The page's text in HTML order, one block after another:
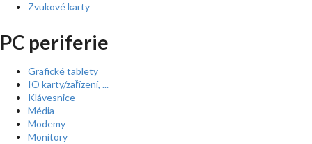
Zvukové karty
PC periferie
Grafické tablety
IO karty/zařízení, ...
Klávesnice
Média
Modemy
Monitory